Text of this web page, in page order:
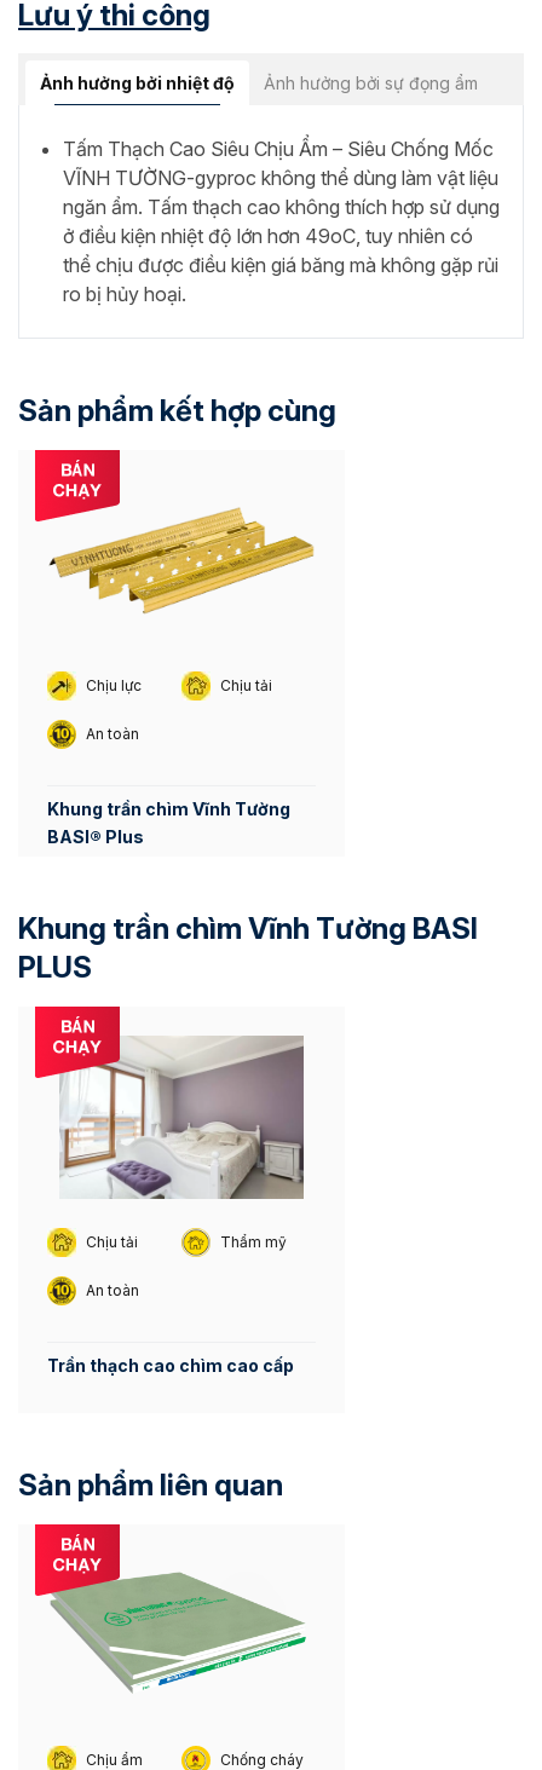
Lưu ý thi công
Ảnh hưởng bởi nhiệt độ Ảnh hưởng bởi sự đọng ẩm
Tấm Thạch Cao Siêu Chịu Ẩm – Siêu Chống Mốc
VĨNH TƯỜNG-gyproc không thể dùng làm vật liệu
ngăn ẩm. Tấm thạch cao không thích hợp sử dụng
ở điều kiện nhiệt độ lớn hơn 49oC, tuy nhiên có
thể chịu được điều kiện giá băng mà không gặp rủi
ro bị hủy hoại.
Sản phẩm kết hợp cùng
Chịu lực Chịu tải
An toàn
Khung trần chìm Vĩnh Tường
BASI® Plus
Khung trần chìm Vĩnh Tường BASI
PLUS
Chịu tải Thẩm mỹ
An toàn
Trần thạch cao chìm cao cấp
Sản phẩm liên quan
Chịu ẩm Chống cháy